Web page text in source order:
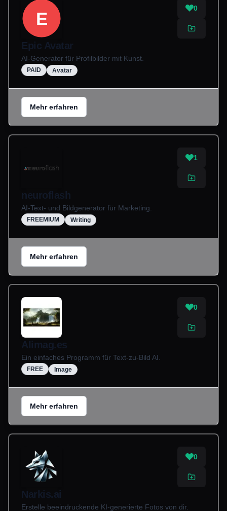
E
0
Epic Avatar
AI-Generator für Profilbilder mit Kunst.
PAID Avatar
Mehr erfahren
1
neuroflash
AI-Text- und Bildgenerator für Marketing.
FREEMIUM Writing
Mehr erfahren
0
AIimag.es
Ein einfaches Programm für Text-zu-Bild AI.
FREE Image
Mehr erfahren
0
Narkis.ai
Erstelle beeindruckende KI-generierte Fotos von dir.